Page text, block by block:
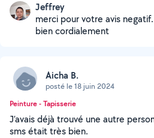
Jeffrey
merci pour votre avis
bien cordialement
Aicha B.
posté le 18 juin 2024
Peinture - Tapisserie
J’avais déjà trouvé une autre
sms était très bien.